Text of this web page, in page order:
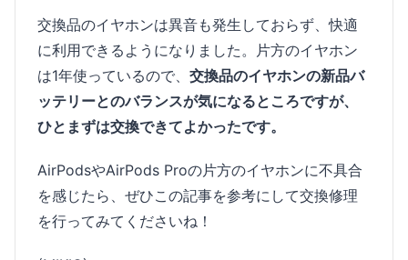
交換品のイヤホンは異音も発生しておらず、快適
に利用できるようになりました。片方のイヤホン
は1年使っているので、 交換品のイヤホンの新品バ
ッテリーとのバランスが気になるところですが、
ひとまずは交換できてよかったです。
AirPodsやAirPods Proの片方のイヤホンに不具合
を感じたら、ぜひこの記事を参考にして交換修理
を行ってみてくださいね！